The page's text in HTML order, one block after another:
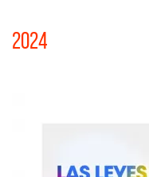
2024